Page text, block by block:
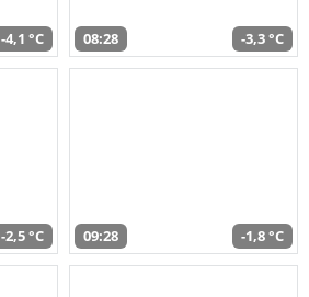
-4,1 °C 08:28 -3,3 °C
-2,5 °C 09:28 -1,8 °C